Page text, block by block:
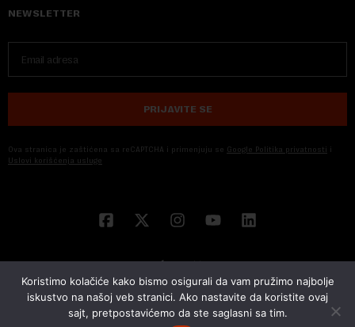
NEWSLETTER
PRIJAVITE SE
Ova stranica je zaštićena sa reCAPTCHA i primenjuju se Google Politika privatnosti i
Uslovi korišćenja usluge
© 2026 NOVA EKONOMIJA | SVA PRAVA ZADŽANA | DEVELOPED BY
Koristimo kolačiće kako bismo osigurali da vam pružimo najbolje
iskustvo na našoj veb stranici. Ako nastavite da koristite ovaj
sajt, pretpostavićemo da ste saglasni sa tim.